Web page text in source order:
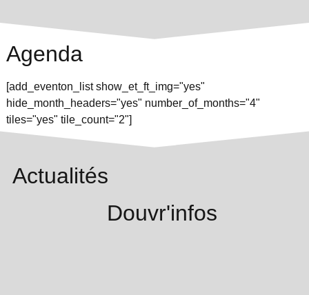
Agenda
[add_eventon_list show_et_ft_img="yes"
hide_month_headers="yes" number_of_months="4"
tiles="yes" tile_count="2"]
Actualités
Douvr'infos